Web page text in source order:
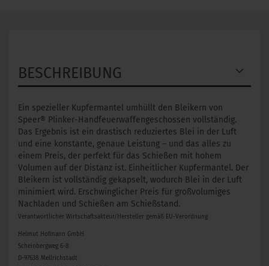
BESCHREIBUNG
Ein spezieller Kupfermantel umhüllt den Bleikern von
Speer® Plinker-Handfeuerwaffengeschossen vollständig.
Das Ergebnis ist ein drastisch reduziertes Blei in der Luft
und eine konstante, genaue Leistung – und das alles zu
einem Preis, der perfekt für das Schießen mit hohem
Volumen auf der Distanz ist. Einheitlicher Kupfermantel. Der
Bleikern ist vollständig gekapselt, wodurch Blei in der Luft
minimiert wird. Erschwinglicher Preis für großvolumiges
Nachladen und Schießen am Schießstand.
Verantwortlicher Wirtschaftsakteur/Hersteller gemäß EU-Verordnung
Helmut Hofmann GmbH
Scheinbergweg 6-8
D-97638 Mellrichstadt